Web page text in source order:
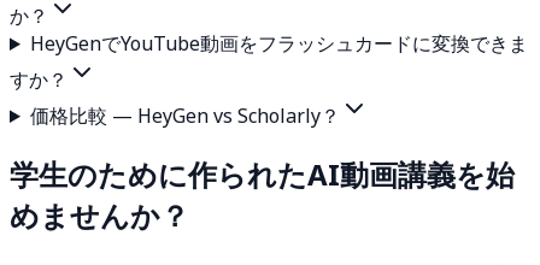
か？
HeyGenでYouTube動画をフラッシュカードに変換できま
すか？
価格比較 — HeyGen vs Scholarly？
学生のために作られたAI動画講義を始
めませんか？